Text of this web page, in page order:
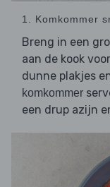
1. Komkommer
Breng in een
aan de kook
dunne plakjes
komkommer
een drup azijn